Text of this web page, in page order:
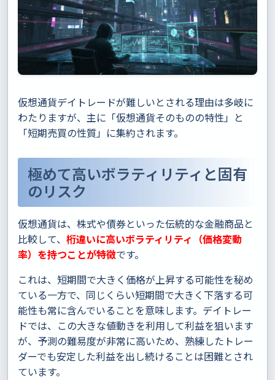
仮想通貨デイトレードが難しいとされる理由は多岐に
わたりますが、主に「仮想通貨そのものの特性」と
「短期売買の性質」に集約されます。
極めて高いボラティリティと固有
のリスク
仮想通貨は、株式や債券といった伝統的な金融商品と
比較して、 桁違いに高いボラティリティ（価格変動
率）を持つことが特徴です。
これは、短期間で大きく価格が上昇する可能性を秘め
ている一方で、同じくらい短期間で大きく下落する可
能性も常に含んでいることを意味します。デイトレー
ドでは、この大きな値動きを利用して利益を狙います
が、予測の難易度が非常に高いため、熟練したトレー
ダーでも安定した利益を出し続けることは困難とされ
ています。